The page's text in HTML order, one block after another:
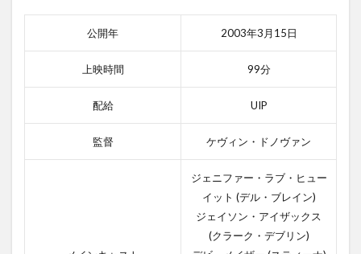
公開年 2003年3月15日
上映時間 99分
配給 UIP
監督 ケヴィン・ドノヴァン
ジェニファー・ラブ・ヒュー
イット (デル・ブレイン)
ジェイソン・アイザックス
(クラーク・デブリン)